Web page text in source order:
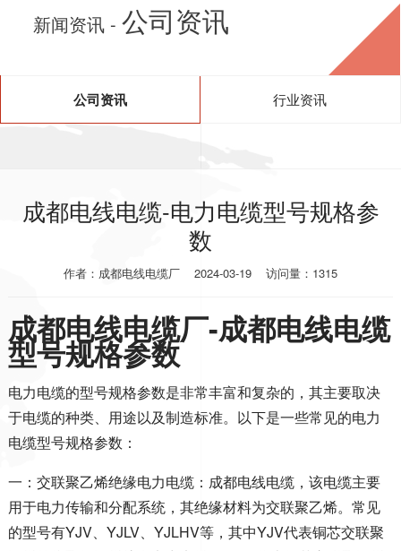
新闻资讯 - 公司资讯
公司资讯 行业资讯
成都电线电缆-电力电缆型号规格参
数
作者：成都电线电缆厂 2024-03-19 访问量：1315
成都电线电缆厂-成都电线电缆
型号规格参数
电力电缆的型号规格参数是非常丰富和复杂的，其主要取决
于电缆的种类、用途以及制造标准。以下是一些常见的电力
电缆型号规格参数：
一： 交联聚乙烯绝缘电力电缆：成都电线电缆，该电缆主要
用于电力传输和分配系统，其绝缘材料为交联聚乙烯。常见
的型号有YJV、 YJLV、 YJLHV等，其中YJV代表铜芯交联聚